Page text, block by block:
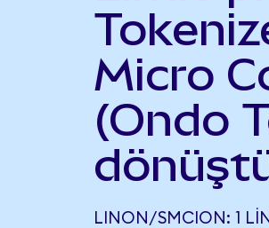
Micro
(Ondo
LINON/SMCION: 1